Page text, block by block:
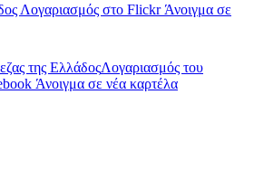
Λογαριασμός στο FlickrΆνοιγμα σε
της ΕλλάδοςΛογαριασμός του
Άνοιγμα σε νέα καρτέλα